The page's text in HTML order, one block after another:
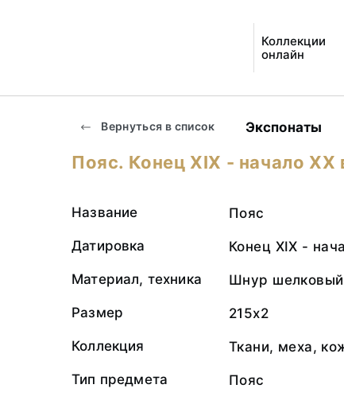
Коллекции
онлайн
Вернуться в список Экспонаты
Пояс. Конец ХIХ - начало ХХ
Название Пояс
Датировка Конец ХIХ -
Материал, техника Шнур шелковый
Размер 215х2
Коллекция Ткани, меха,
Тип предмета Пояс